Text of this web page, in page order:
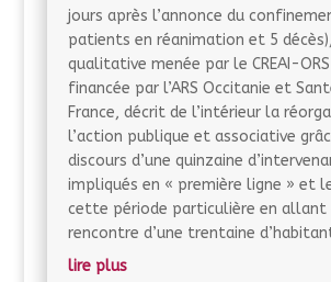
jours après l’annonce du
patients en réanimation et 5
qualitative menée par le CREAI-
financée par l’ARS Occitanie et
France, décrit de l’intérieur la
l’action publique et associative
discours d’une quinzaine
impliqués en « première ligne » et
cette période particulière en allant
rencontre d’une trentaine
lire plus